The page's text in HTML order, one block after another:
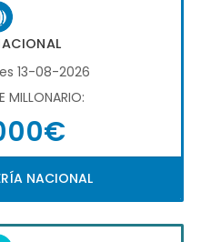
13-08-2026
MILLONARIO:
NACIONAL